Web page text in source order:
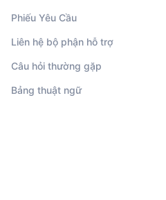
Phiếu Yêu Cầu
Liên hệ bộ phận hỗ trợ
Câu hỏi thường gặp
Bảng thuật ngữ